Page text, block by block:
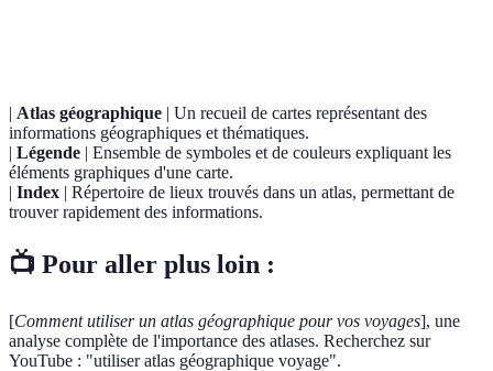
| Atlas géographique | Un recueil de cartes représentant des
informations géographiques et thématiques.
| Légende | Ensemble de symboles et de couleurs expliquant les
éléments graphiques d'une carte.
| Index | Répertoire de lieux trouvés dans un atlas, permettant de
trouver rapidement des informations.
📺 Pour aller plus loin :
[Comment utiliser un atlas géographique pour vos voyages], une
analyse complète de l'importance des atlases. Recherchez sur
YouTube : "utiliser atlas géographique voyage".